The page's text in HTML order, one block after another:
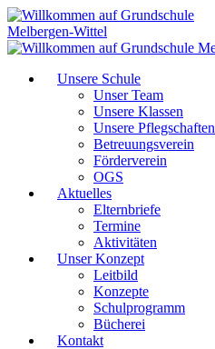
Unsere Schule
Unser Team
Unsere Klassen
Unsere Pflegschaften
Betreuungsverein
Förderverein
OGS
Aktuelles
Elternbriefe
Termine
Aktivitäten
Unser Konzept
Leitbild
Konzepte
Schulprogramm
Bücherei
Kontakt